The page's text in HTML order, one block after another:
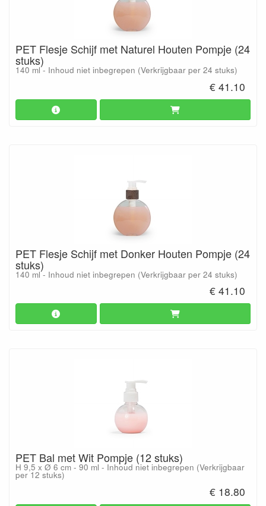
PET Flesje Schijf met Naturel Houten Pompje (24
stuks)
140 ml - Inhoud niet inbegrepen (Verkrijgbaar per 24 stuks)
€ 41.10
PET Flesje Schijf met Donker Houten Pompje (24
stuks)
140 ml - Inhoud niet inbegrepen (Verkrijgbaar per 24 stuks)
€ 41.10
PET Bal met Wit Pompje (12 stuks)
H 9,5 x Ø 6 cm - 90 ml - Inhoud niet inbegrepen (Verkrijgbaar
per 12 stuks)
€ 18.80